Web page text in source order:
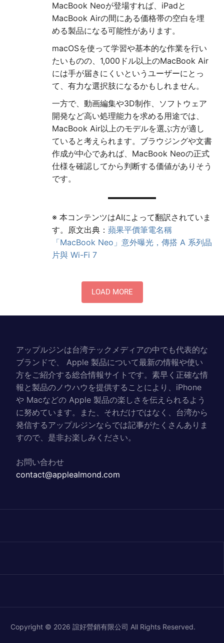
MacBook Neoが登場すれば、iPadと
MacBook Airの間にある価格帯の空白を埋
める製品になる可能性があります。
macOSを使って学習や基本的な作業を行い
たいものの、1,000ドル以上のMacBook Air
には手が届きにくいというユーザーにとっ
て、有力な選択肢になるかもしれません。
一方で、動画編集や3D制作、ソフトウェア
開発など高い処理能力を求める用途では、
MacBook Air以上のモデルを選ぶ方が適し
ていると考えられます。ブラウジングや文書
作成が中心であれば、MacBook Neoの正式
仕様を確認してから判断する価値がありそう
です。
※ 本コンテンツはAIによって翻訳されていま
す。原文出典： 蘋果平價筆電名稱
「MacBook Neo」意外曝光，傳搭 A 系列晶
片與 Wi-Fi 7
LOAD MORE
アップルジンは台湾テックメディアの中でも代表的な
ブランドで、 Apple 製品について最新の情報や使い
方をご紹介する総合情報サイトです。素早く正確な情
報と製品のノウハウを提供することにより、iPhone
や Macなどの Apple 製品の楽しさを伝えられるよう
に努めています。また、それだけではなく、台湾から
発信するアップルジンならでは記事がたくさんありま
すので、是非お楽しみください。
お問い合わせ
contact@applealmond.com
Copyright © 2026 誼好營銷有限公司 All Rights Reserved.